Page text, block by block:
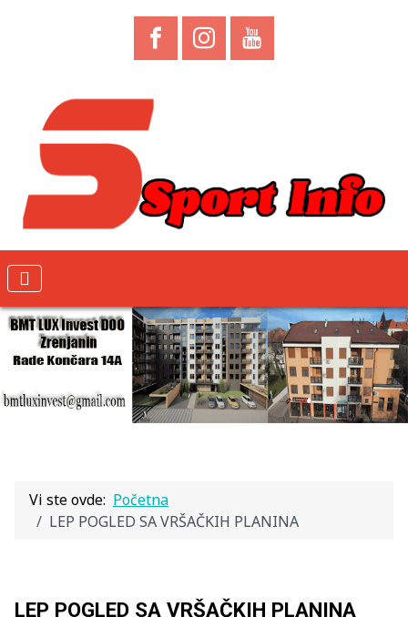
Vi ste ovde: Početna
LEP POGLED SA VRŠAČKIH PLANINA
LEP POGLED SA VRŠAČKIH PLANINA